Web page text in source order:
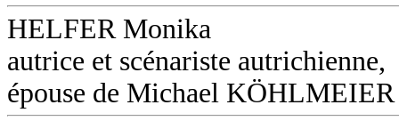
HELFER Monika
autrice et scénariste autrichienne,
épouse de Michael